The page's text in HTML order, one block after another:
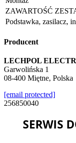
ZAWARTOŚĆ
Podstawka, zasilacz,
Producent
LECHPOL
Garwolińska 1
08-400 Miętne, Polska
[email protected]
256850040
SERWIS